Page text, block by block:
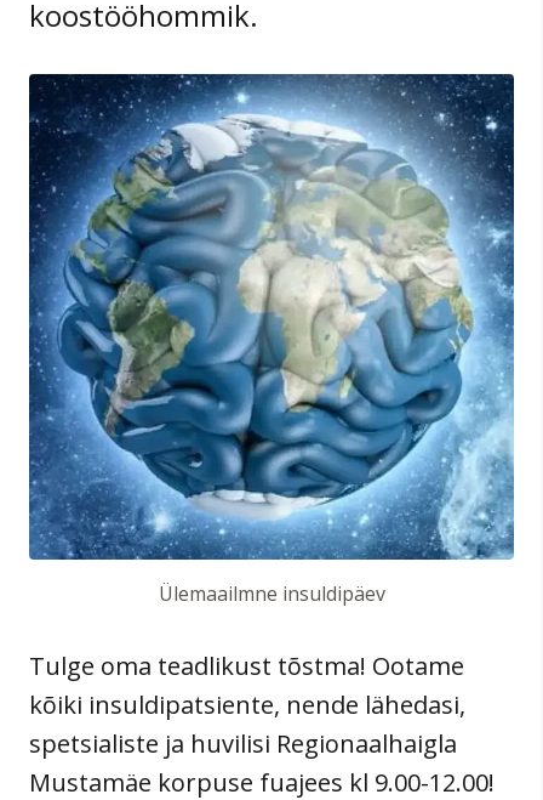
koostööhommik.
Ülemaailmne insuldipäev
Tulge oma teadlikust tõstma! Ootame
kõiki insuldipatsiente, nende lähedasi,
spetsialiste ja huvilisi Regionaalhaigla
Mustamäe korpuse fuajees kl 9.00-12.00!